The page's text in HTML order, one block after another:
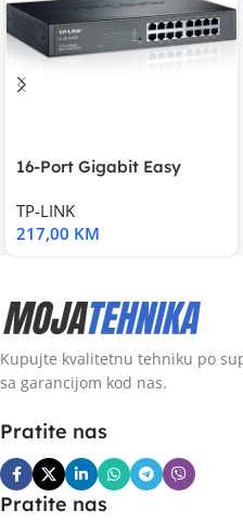
16-Port Gigabit Easy
TP-LINK
217,00 KM
Kupujte kvalitetnu tehniku po
sa garancijom kod nas.
Pratite nas
Pratite nas